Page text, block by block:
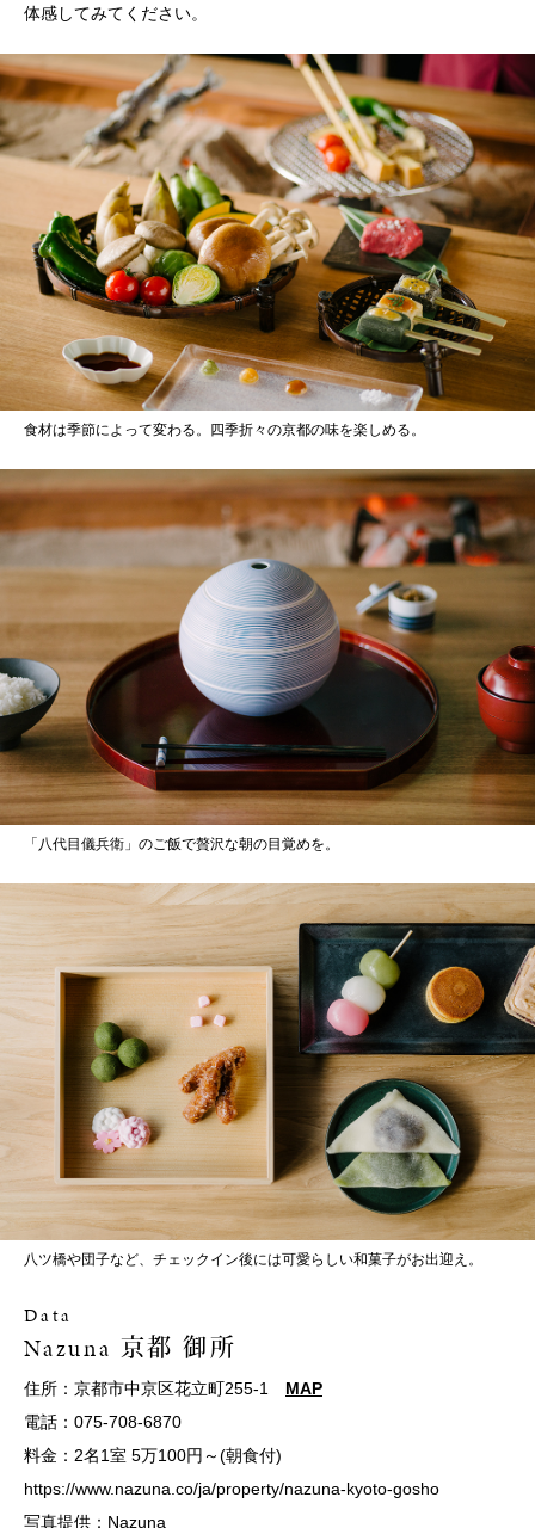
体感してみてください。
食材は季節によって変わる。四季折々の京都の味を楽しめる。
「八代目儀兵衛」のご飯で贅沢な朝の目覚めを。
八ツ橋や団子など、チェックイン後には可愛らしい和菓子がお出迎え。
Data
Nazuna 京都 御所
住所：京都市中京区花立町255-1 MAP
電話：075-708-6870
料金：2名1室 5万100円～(朝食付)
https://www.nazuna.co/ja/property/nazuna-kyoto-gosho
写真提供：Nazuna